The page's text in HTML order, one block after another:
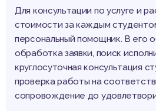
Для консультации по услуге и
стоимости за каждым
персональный помощник. В его
обработка заявки, поиск
круглосуточная консультация
проверка работы на
сопровождение до